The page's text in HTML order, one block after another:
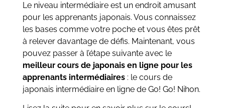
Le niveau intermédiaire est un endroit amusant
pour les apprenants japonais. Vous connaissez
les bases comme votre poche et vous êtes prêt
à relever davantage de défis. Maintenant, vous
pouvez passer à l’étape suivante avec le
meilleur cours de japonais en ligne pour les
apprenants intermédiaires: le cours de
japonais intermédiaire en ligne de Go! Go! Nihon.